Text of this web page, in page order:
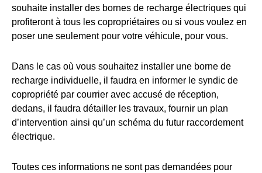
souhaite installer des bornes de recharge électriques qui
profiteront à tous les copropriétaires ou si vous voulez en
poser une seulement pour votre véhicule, pour vous.
Dans le cas où vous souhaitez installer une borne de
recharge individuelle, il faudra en informer le syndic de
copropriété par courrier avec accusé de réception,
dedans, il faudra détailler les travaux, fournir un plan
d’intervention ainsi qu’un schéma du futur raccordement
électrique.
Toutes ces informations ne sont pas demandées pour